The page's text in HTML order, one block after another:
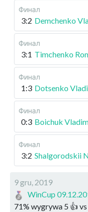
Финал
3:2 Demchenko
Финал
3:1 Timchenko
Финал
1:3 Dotsenko
Финал
0:3 Boichuk
Финал
3:2 Shalgorodskii
9 gru, 2019
WinCup
71% wygrywa 5 👍 vs